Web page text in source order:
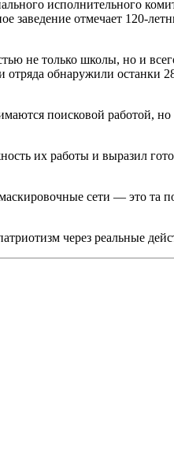
исполнительного
заведение отмечает 120-
не только школы, но и
отряда обнаружили останки
поисковой работой,
их работы и выразил
сети — это та
через реальные